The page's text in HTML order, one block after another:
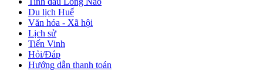
Du lịch Huế
Văn hóa - Xã hội
Lịch sử
Tiến Vinh
Hỏi/Đáp
Hướng dẫn thanh toán